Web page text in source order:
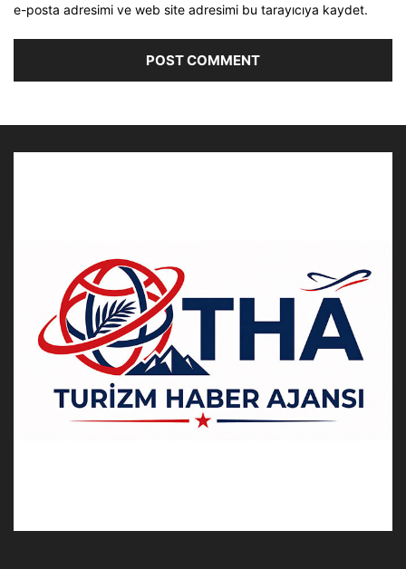
e-posta adresimi ve web site adresimi bu tarayıcıya kaydet.